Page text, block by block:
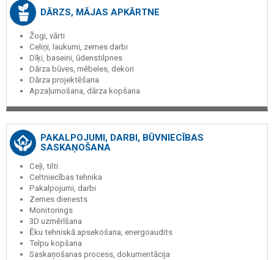
DĀRZS, MĀJAS APKĀRTNE
Žogi, vārti
Celiņi, laukumi, zemes darbi
Dīķi, baseini, ūdenstilpnes
Dārza būves, mēbeles, dekori
Dārza projektēšana
Apzaļumošana, dārza kopšana
PAKALPOJUMI, DARBI, BŪVNIECĪBAS
SASKAŅOŠANA
Ceļi, tilti
Celtniecības tehnika
Pakalpojumi, darbi
Zemes dienests
Monitorings
3D uzmērīšana
Ēku tehniskā apsekošana, energoaudits
Telpu kopšana
Saskaņošanas process, dokumentācija